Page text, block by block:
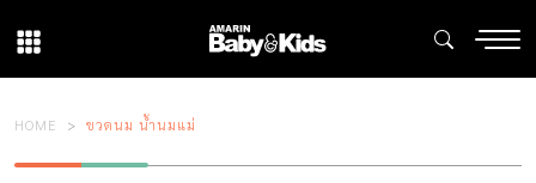
HOME ขวดนม น้ำนมแม่